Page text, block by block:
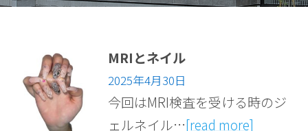
MRIとネイル
2025年4月30日
今回はMRI検査を受ける時のジ
ェルネイル…[read more]